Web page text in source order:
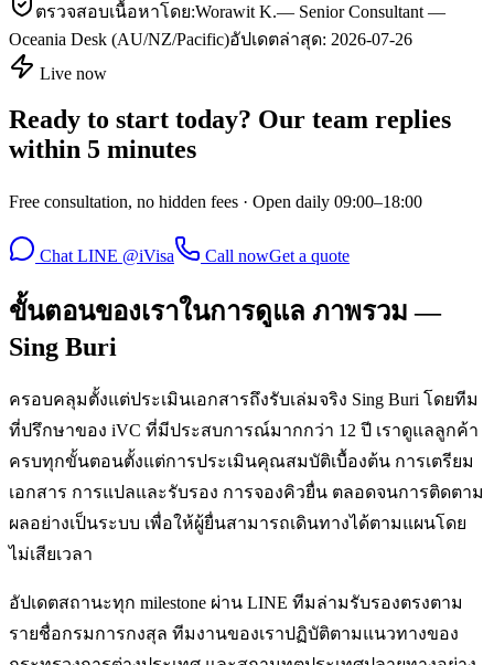
ตรวจสอบเนื้อหาโดย:Worawit K.— Senior Consultant —
Oceania Desk (AU/NZ/Pacific)อัปเดตล่าสุด: 2026-07-26
Live now
Ready to start today? Our team replies
within 5 minutes
Free consultation, no hidden fees · Open daily 09:00–18:00
Chat LINE @iVisa Call nowGet a quote
ขั้นตอนของเราในการดูแล ภาพรวม —
Sing Buri
ครอบคลุมตั้งแต่ประเมินเอกสารถึงรับเล่มจริง Sing Buri โดยทีม
ที่ปรึกษาของ iVC ที่มีประสบการณ์มากกว่า 12 ปี เราดูแลลูกค้า
ครบทุกขั้นตอนตั้งแต่การประเมินคุณสมบัติเบื้องต้น การเตรียม
เอกสาร การแปลและรับรอง การจองคิวยื่น ตลอดจนการติดตาม
ผลอย่างเป็นระบบ เพื่อให้ผู้ยื่นสามารถเดินทางได้ตามแผนโดย
ไม่เสียเวลา
อัปเดตสถานะทุก milestone ผ่าน LINE ทีมล่ามรับรองตรงตาม
รายชื่อกรมการกงสุล ทีมงานของเราปฏิบัติตามแนวทางของ